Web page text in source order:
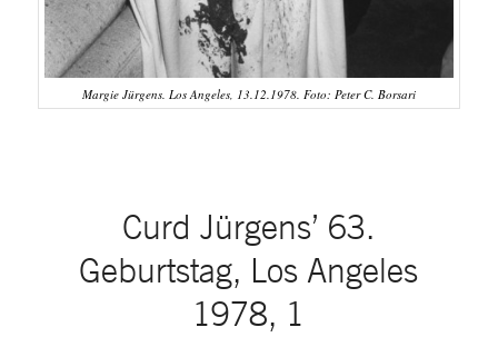
Margie Jürgens. Los Angeles, 13.12.1978. Foto: Peter C. Borsari
Curd Jürgens’ 63.
Geburtstag, Los Angeles
1978, 1